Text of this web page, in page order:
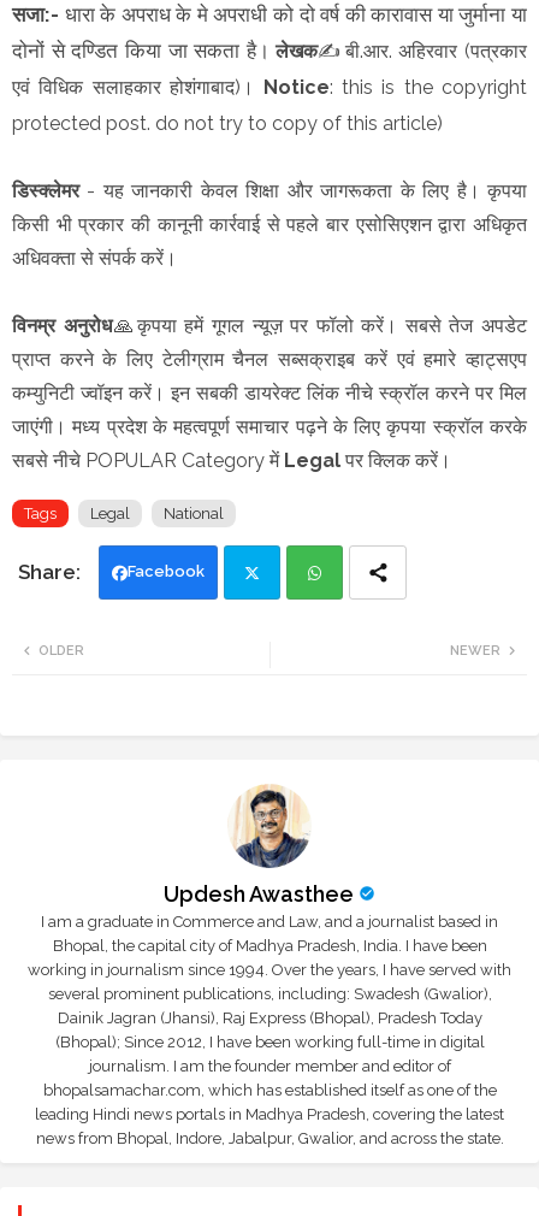
सजा:- धारा के अपराध के मे अपराधी को दो वर्ष की कारावास या जुर्माना या
दोनों से दण्डित किया जा सकता है।लेखक✍️बी.आर. अहिरवार (पत्रकार
एवं विधिक सलाहकार होशंगाबाद)। Notice: this is the copyright
protected post. do not try to copy of this article)
डिस्क्लेमर - यह जानकारी केवल शिक्षा और जागरूकता के लिए है। कृपया
किसी भी प्रकार की कानूनी कार्रवाई से पहले बार एसोसिएशन द्वारा अधिकृत
अधिवक्ता से संपर्क करें।
विनम्र अनुरोध🙏कृपया हमें गूगल न्यूज़ पर फॉलो करें। सबसे तेज अपडेट
प्राप्त करने के लिए टेलीग्राम चैनल सब्सक्राइब करें एवं हमारे व्हाट्सएप
कम्युनिटी ज्वॉइन करें। इन सबकी डायरेक्ट लिंक नीचे स्क्रॉल करने पर मिल
जाएंगी। मध्य प्रदेश के महत्वपूर्ण समाचार पढ़ने के लिए कृपया स्क्रॉल करके
सबसे नीचे POPULAR Category में Legal पर क्लिक करें।
Tags Legal National
Facebook
NEWER
OLDER
Updesh Awasthee
I am a graduate in Commerce and Law, and a journalist based in
Bhopal, the capital city of Madhya Pradesh, India. I have been
working in journalism since 1994. Over the years, I have served with
several prominent publications, including: Swadesh (Gwalior),
Dainik Jagran (Jhansi), Raj Express (Bhopal), Pradesh Today
(Bhopal); Since 2012, I have been working full-time in digital
journalism. I am the founder member and editor of
bhopalsamachar.com, which has established itself as one of the
leading Hindi news portals in Madhya Pradesh, covering the latest
news from Bhopal, Indore, Jabalpur, Gwalior, and across the state.